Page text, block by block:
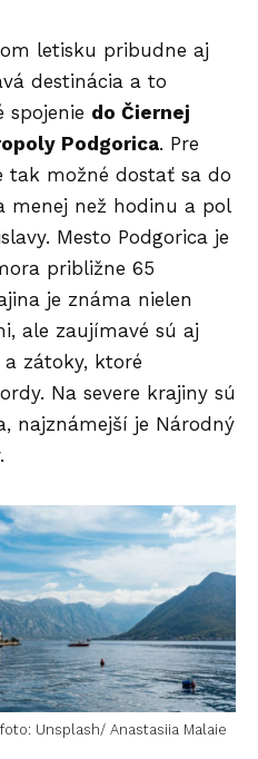
letisku pribudne aj
destinácia a to
spojenie do Čiernej
Podgorica. Pre
tak možné dostať sa do
menej než hodinu a pol
Mesto Podgorica je
približne 65
je známa nielen
ale zaujímavé sú aj
zátoky, ktoré
Na severe krajiny sú
najznámejší je Národný
Unsplash/ Anastasiia Malaie